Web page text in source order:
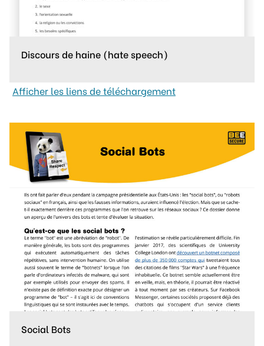
Discours de haine (hate speech)
Afficher les liens de téléchargement
Social Bots